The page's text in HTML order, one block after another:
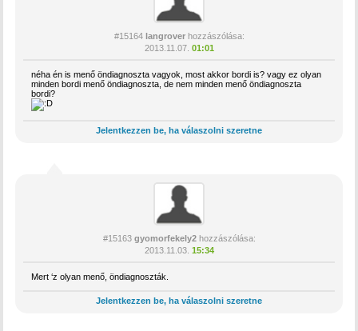
#15164 langroverhozzászólása:
2013.11.07. 01:01
néha én is menő öndiagnoszta vagyok, most akkor bordi is? vagy ez olyan
minden bordi menő öndiagnoszta, de nem minden menő öndiagnoszta
bordi?
Jelentkezzen be, ha válaszolni szeretne
#15163 gyomorfekely2hozzászólása:
2013.11.03. 15:34
Mert ‘z olyan menő, öndiagnoszták.
Jelentkezzen be, ha válaszolni szeretne